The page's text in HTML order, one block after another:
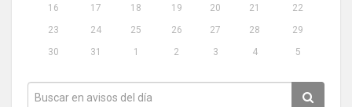
16
17 18 19 20 21
22
23
24 25 26 27 28
29
30
31 1 2 3 4 5